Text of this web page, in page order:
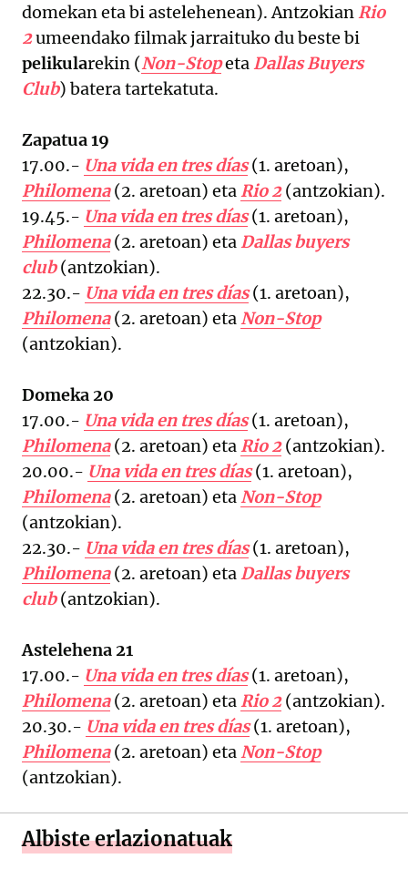
domekan eta bi astelehenean). AntzokianRio
2umeendako filmak jarraituko du beste bi
pelikularekin (Non-StopetaDallas Buyers
Club) batera tartekatuta.
Zapatua 19
17.00.- Una vida en tres días (1. aretoan),
Philomena (2. aretoan) etaRio 2(antzokian).
19.45.- Una vida en tres días (1. aretoan),
Philomena (2. aretoan) etaDallas buyers
club (antzokian).
22.30.- Una vida en tres días (1. aretoan),
Philomena (2. aretoan) etaNon-Stop
(antzokian).
Domeka 20
17.00.- Una vida en tres días (1. aretoan),
Philomena (2. aretoan) etaRio 2(antzokian).
20.00.- Una vida en tres días (1. aretoan),
Philomena (2. aretoan) etaNon-Stop
(antzokian).
22.30.- Una vida en tres días (1. aretoan),
Philomena (2. aretoan) etaDallas buyers
club (antzokian).
Astelehena 21
17.00.- Una vida en tres días (1. aretoan),
Philomena (2. aretoan) etaRio 2(antzokian).
20.30.- Una vida en tres días (1. aretoan),
Philomena (2. aretoan) etaNon-Stop
(antzokian).
Albiste erlazionatuak